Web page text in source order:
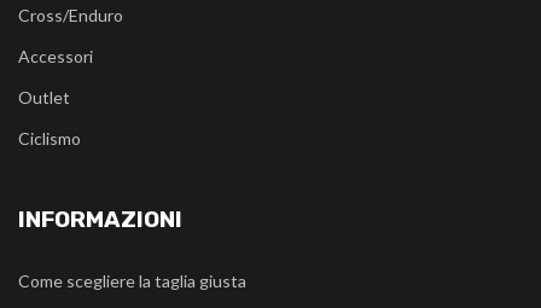
Cross/Enduro
Accessori
Outlet
Ciclismo
INFORMAZIONI
Come scegliere la taglia giusta